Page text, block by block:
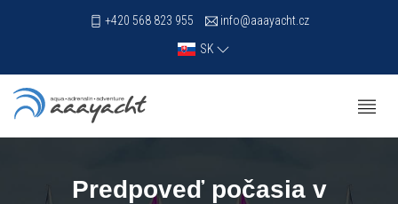
+420 568 823 955
info@aaayacht.cz
SK
Predpoveď počasia v